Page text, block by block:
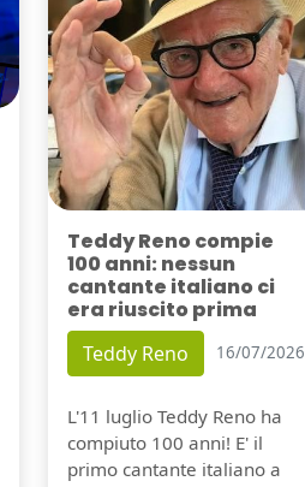
Teddy Reno compie
100 anni: nessun
cantante italiano ci
era riuscito prima
Teddy Reno 16/07/2026
L'11 luglio Teddy Reno ha
compiuto 100 anni! E' il
primo cantante italiano a